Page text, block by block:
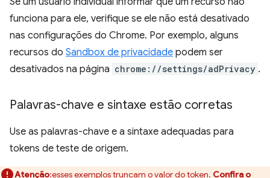
funciona para ele, verifique se ele não está desativado
nas configurações do Chrome. Por exemplo, alguns
recursos do Sandbox de privacidade podem ser
desativados na página chrome://settings/adPrivacy .
Palavras-chave e sintaxe estão corretas
Use as palavras-chave e a sintaxe adequadas para
tokens de teste de origem.
Atenção:esses exemplos truncam o valor do token. Confira o